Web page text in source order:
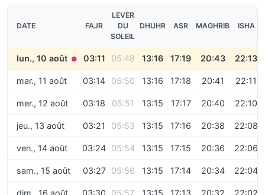
DATE FAJR
LEVER
DU
SOLEIL
DHUHR ASR MAGHRIB ISHA
lun., 10 août ● 03:11 05:48 13:16 17:19 20:43 22:13
mar., 11 août 03:14 05:50 13:16 17:18 20:41 22:11
mer., 12 août 03:18 05:51 13:15 17:17 20:40 22:10
jeu., 13 août 03:21 05:53 13:15 17:16 20:38 22:08
ven., 14 août 03:24 05:54 13:15 17:15 20:36 22:06
sam., 15 août 03:27 05:56 13:15 17:14 20:34 22:04
dim., 16 août 03:30 05:57 13:15 17:13 20:32 22:02